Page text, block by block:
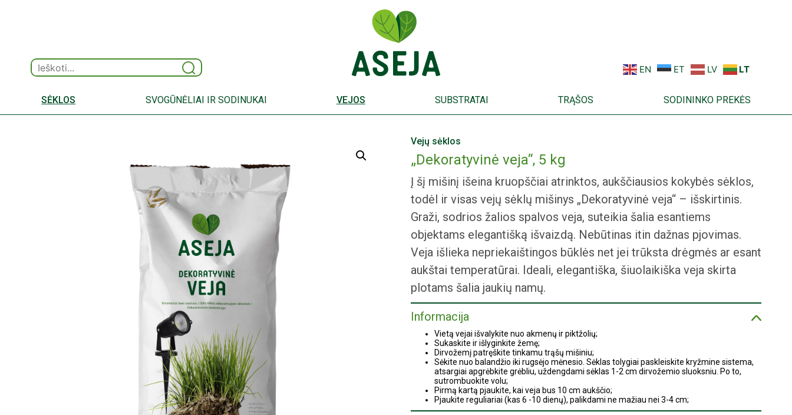
EN ET LV LT
SĖKLOS SVOGŪNĖLIAI IR SODINUKAI VEJOS SUBSTRATAI TRĄŠOS SODININKO PREKĖS
Vejų sėklos
„Dekoratyvinė veja“, 5 kg
Į šį mišinį išeina kruopščiai atrinktos, aukščiausios kokybės sėklos,
todėl ir visas vejų sėklų mišinys „Dekoratyvinė veja“ – išskirtinis.
Graži, sodrios žalios spalvos veja, suteikia šalia esantiems
objektams elegantišką išvaizdą. Nebūtinas itin dažnas pjovimas.
Veja išlieka nepriekaištingos būklės net jei trūksta drėgmės ar esant
aukštai temperatūrai. Ideali, elegantiška, šiuolaikiška veja skirta
plotams šalia jaukių namų.
Informacija
Vietą vejai išvalykite nuo akmenų ir piktžolių;
Sukaskite ir išlyginkite žemę;
Dirvožemį patręškite tinkamu trąšų mišiniu;
Sėkite nuo balandžio iki rugsėjo mėnesio. Sėklas tolygiai paskleiskite kryžmine sistema,
atsargiai apgrėbkite grėbliu, uždengdami sėklas 1-2 cm dirvožemio sluoksniu. Po to,
sutrombuokite volu;
Pirmą kartą pjaukite, kai veja bus 10 cm aukščio;
Pjaukite reguliariai (kas 6 -10 dienų), palikdami ne mažiau nei 3-4 cm;
Neleiskite viršutiniam dirvožemio sluoksniui perdžiūti (veja praras estetinę išvaizdą).